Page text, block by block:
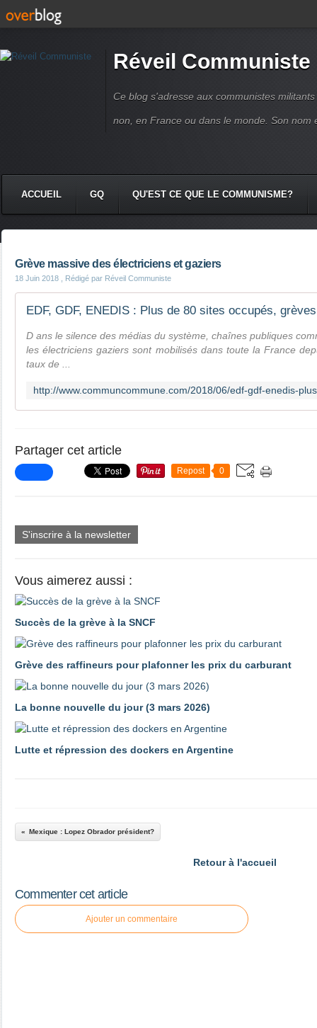
Réveil Communiste
Ce blog s'adresse aux communistes
non, en France ou dans le monde. Son nom
ACCUEIL GQ QU'EST CE QUE LE COMMUNISME?
Grève massive des électriciens et gaziers
18 Juin 2018 , Rédigé par Réveil Communiste
D ans le silence des médias du système, chaînes publiques
les électriciens gaziers sont mobilisés dans toute la France
taux de ...
Partager cet article
Repost 0
S'inscrire à la newsletter
Vous aimerez aussi :
Succès de la grève à la SNCF
Grève des raffineurs pour plafonner les prix du carburant
La bonne nouvelle du jour (3 mars 2026)
Lutte et répression des dockers en Argentine
Mexique : Lopez Obrador président?
Retour à l'accueil
Commenter cet article
Ajouter un commentaire